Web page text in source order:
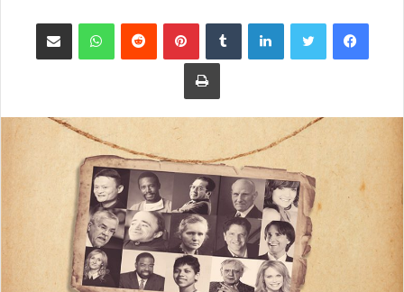
فيسبوكتويتر لينكدإن ‏Tumblr بينتيريست
‏Reddit واتساب مشاركة عبر البريد
طباعة